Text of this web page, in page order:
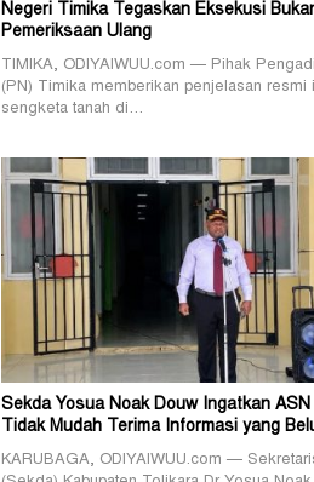
Negeri Timika Tegaskan Eksekusi
Pemeriksaan Ulang
TIMIKA, ODIYAIWUU.com — Pihak
(PN) Timika memberikan penjelasan resmi
sengketa tanah di…
Sekda Yosua Noak Douw Ingatkan
Tidak Mudah Terima Informasi yang
KARUBAGA, ODIYAIWUU.com —